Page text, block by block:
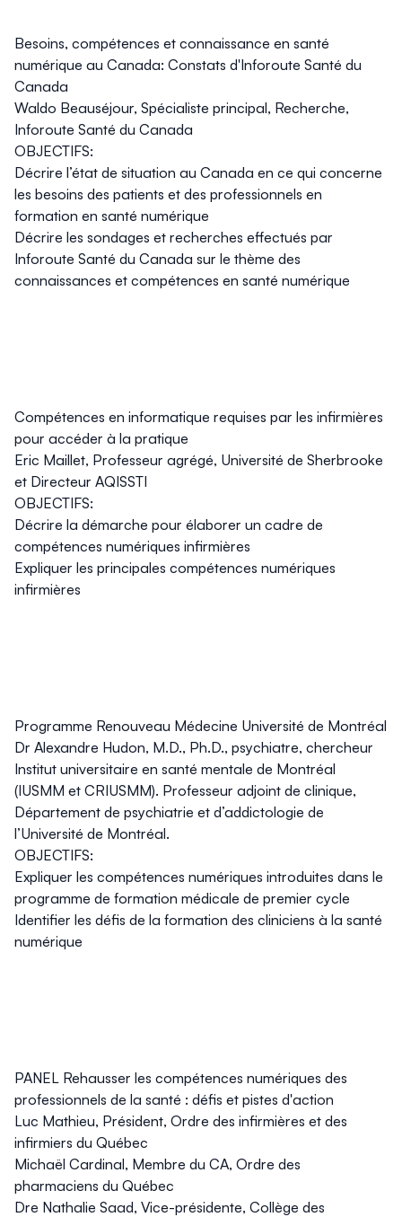
Besoins, compétences et connaissance en santé
numérique au Canada: Constats d'Inforoute Santé du
Canada
Waldo Beauséjour, Spécialiste principal, Recherche,
Inforoute Santé du Canada
OBJECTIFS:
Décrire l’état de situation au Canada en ce qui concerne
les besoins des patients et des professionnels en
formation en santé numérique
Décrire les sondages et recherches effectués par
Inforoute Santé du Canada sur le thème des
connaissances et compétences en santé numérique
Compétences en informatique requises par les infirmières
pour accéder à la pratique
Eric Maillet, Professeur agrégé, Université de Sherbrooke
et Directeur AQISSTI
OBJECTIFS:
Décrire la démarche pour élaborer un cadre de
compétences numériques infirmières
Expliquer les principales compétences numériques
infirmières
Programme Renouveau Médecine Université de Montréal
Dr Alexandre Hudon, M.D., Ph.D., psychiatre, chercheur
Institut universitaire en santé mentale de Montréal
(IUSMM et CRIUSMM). Professeur adjoint de clinique,
Département de psychiatrie et d’addictologie de
l’Université de Montréal.
OBJECTIFS:
Expliquer les compétences numériques introduites dans le
programme de formation médicale de premier cycle
Identifier les défis de la formation des cliniciens à la santé
numérique
PANEL Rehausser les compétences numériques des
professionnels de la santé : défis et pistes d'action
Luc Mathieu, Président, Ordre des infirmières et des
infirmiers du Québec
Michaël Cardinal, Membre du CA, Ordre des
pharmaciens du Québec
Dre Nathalie Saad, Vice-présidente, Collège des